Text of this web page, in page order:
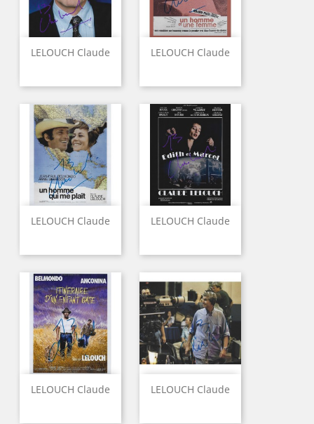
LELOUCH Claude LELOUCH Claude
LELOUCH Claude LELOUCH Claude
LELOUCH Claude LELOUCH Claude